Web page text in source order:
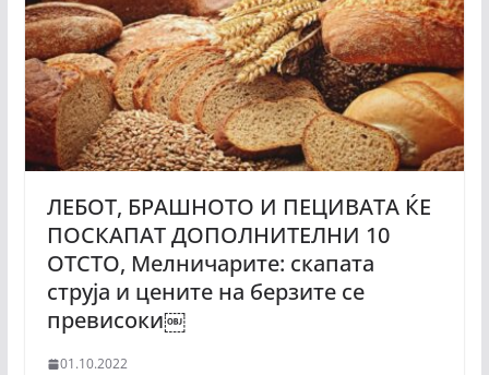
ЛЕБОТ, БРАШНОТО И ПЕЦИВАТА ЌЕ
ПОСКАПАТ ДОПОЛНИТЕЛНИ 10
ОТСТО, Мелничарите: скапата
струја и цените на берзите се
превисоки￼
01.10.2022